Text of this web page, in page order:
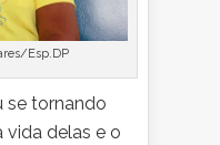
Esp.DP
se tornando
vida delas e o